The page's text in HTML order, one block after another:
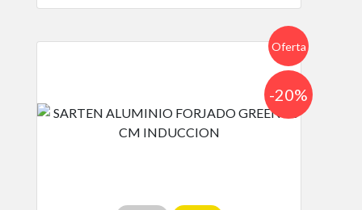
Oferta
-20%